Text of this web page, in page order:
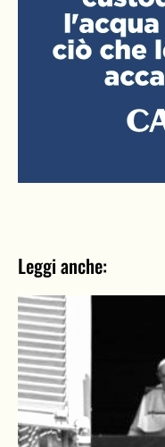
Leggi anche: